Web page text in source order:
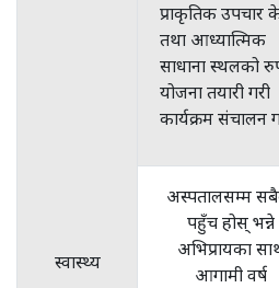
स्वास्थ्य
प्राकृतिक उपचार
तथा आध्यात्मिक
साधाना स्थलको
योजना तयारी गरी
कार्यक्रम संचालन
अस्पतालसम्म
पहुँच होस् भन्ने
अभिप्रायका
आगामी वर्ष